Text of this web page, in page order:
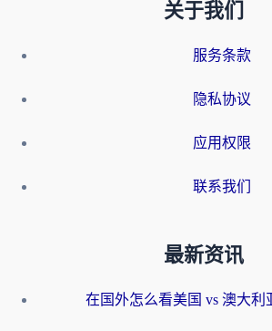
关于我们
服务条款
隐私协议
应用权限
联系我们
最新资讯